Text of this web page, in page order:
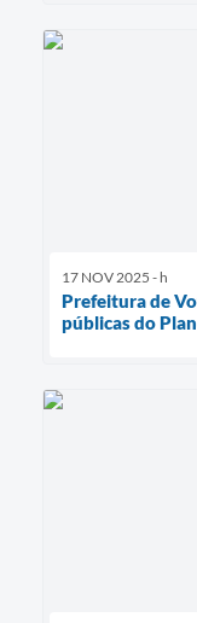
17 NOV 2025 - h
Prefeitura de
públicas do